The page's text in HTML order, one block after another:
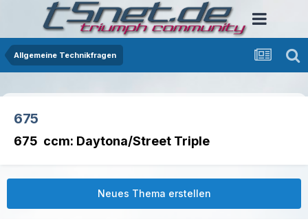
Allgemeine Technikfragen
675
675 ccm: Daytona/Street Triple
Neues Thema erstellen